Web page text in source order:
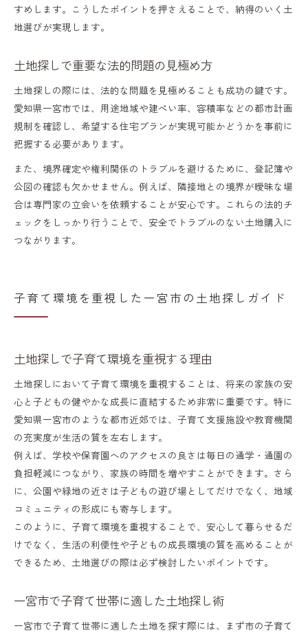
すめします。こうしたポイントを押さえることで、納得のいく土
地選びが実現します。
土地探しで重要な法的問題の見極め方
土地探しの際には、法的な問題を見極めることも成功の鍵です。
愛知県一宮市では、用途地域や建ぺい率、容積率などの都市計画
規制を確認し、希望する住宅プランが実現可能かどうかを事前に
把握する必要があります。
また、境界確定や権利関係のトラブルを避けるために、登記簿や
公図の確認も欠かせません。例えば、隣接地との境界が曖昧な場
合は専門家の立会いを依頼することが安心です。これらの法的チ
ェックをしっかり行うことで、安全でトラブルのない土地購入に
つながります。
子育て環境を重視した一宮市の土地探しガイド
土地探しで子育て環境を重視する理由
土地探しにおいて子育て環境を重視することは、将来の家族の安
心と子どもの健やかな成長に直結するため非常に重要です。特に
愛知県一宮市のような都市近郊では、子育て支援施設や教育機関
の充実度が生活の質を左右します。
例えば、学校や保育園へのアクセスの良さは毎日の通学・通園の
負担軽減につながり、家族の時間を増やすことができます。さら
に、公園や緑地の近さは子どもの遊び場としてだけでなく、地域
コミュニティの形成にも寄与します。
このように、子育て環境を重視することで、安心して暮らせるだ
けでなく、生活の利便性や子どもの成長環境の質を高めることが
できるため、土地選びの際は必ず検討したいポイントです。
一宮市で子育て世帯に適した土地探し術
一宮市で子育て世帯に適した土地を探す際には、まず市の子育て